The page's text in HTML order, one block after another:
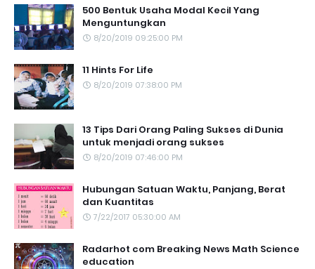
500 Bentuk Usaha Modal Kecil Yang
Menguntungkan
8/20/2019 09:25:00 PM
11 Hints For Life
8/20/2019 07:38:00 PM
13 Tips Dari Orang Paling Sukses di Dunia
untuk menjadi orang sukses
8/20/2019 07:46:00 PM
Hubungan Satuan Waktu, Panjang, Berat
dan Kuantitas
7/22/2017 05:30:00 AM
Radarhot com Breaking News Math Science
education